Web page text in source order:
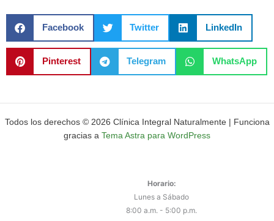
Facebook Twitter LinkedIn
Pinterest Telegram WhatsApp
Todos los derechos © 2026 Clínica Integral Naturalmente | Funciona
gracias a Tema Astra para WordPress
Horario:
Lunes a Sábado
8:00 a.m. - 5:00 p.m.